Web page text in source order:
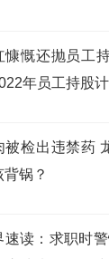
慷慨还抛员工
年员工持股计
被检出违禁药
背锅？
速读：求职时警